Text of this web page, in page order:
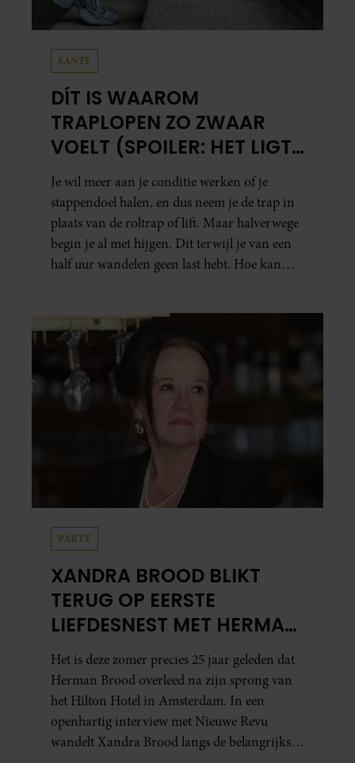
SANTE
DÍT IS WAAROM
TRAPLOPEN ZO ZWAAR
VOELT (SPOILER: HET LIGT
NIET AAN JE CONDITIE)
Je wil meer aan je conditie werken of je
stappendoel halen, en dus neem je de trap in
plaats van de roltrap of lift. Maar halverwege
begin je al met hijgen. Dit terwijl je van een
half uur wandelen geen last hebt. Hoe kan
PARTY
XANDRA BROOD BLIKT
TERUG OP EERSTE
LIEFDESNEST MET HERMAN
BROOD: “HIER IS LOLA
GEBOREN”
Het is deze zomer precies 25 jaar geleden dat
Herman Brood overleed na zijn sprong van
het Hilton Hotel in Amsterdam. In een
openhartig interview met Nieuwe Revu
wandelt Xandra Brood langs de belangrijkste